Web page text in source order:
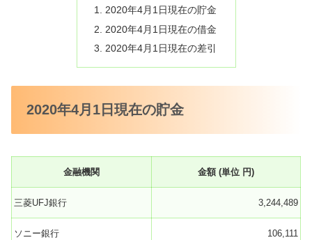
2020年4月1日現在の貯金
2020年4月1日現在の借金
2020年4月1日現在の差引
2020年4月1日現在の貯金
金融機関 金額 (単位 円)
三菱UFJ銀行 3,244,489
ソニー銀行 106,111